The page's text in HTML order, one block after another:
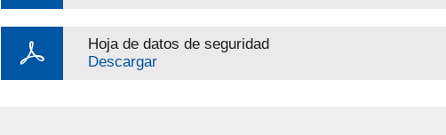
Hoja de datos de seguridad
Descargar